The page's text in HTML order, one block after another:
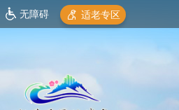
无障碍 适老专区